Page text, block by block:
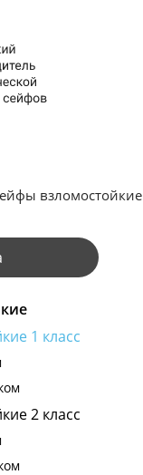
взломостойкие
1 класс
2 класс